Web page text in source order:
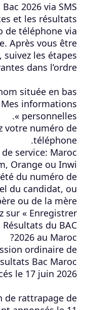
2026 via SMS
et les résultats
de téléphone via
Après vous être
les étapes
dans l’ordre:
située en bas.
informations
personnelles ».
votre numéro de
téléphone.
service: Maroc
Orange ou Inwi.
du numéro de
du candidat, ou
ou de la mère.
« Enregistrer ».
du BAC
2026 au Maroc?
ordinaire de
Bac Maroc
le 17 juin 2026.
de rattrapage de